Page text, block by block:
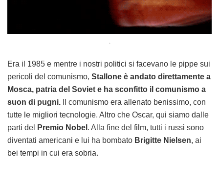
.
Era il 1985 e mentre i nostri politici si facevano le pippe sui
pericoli del comunismo, Stallone è andato direttamente a
Mosca, patria del Soviet e ha sconfitto il comunismo a
suon di pugni. Il comunismo era allenato benissimo, con
tutte le migliori tecnologie. Altro che Oscar, qui siamo dalle
parti del
Premio Nobel . Alla fine del film, tutti i russi sono
diventati americani e lui ha bombato Brigitte Nielsen, ai
bei tempi in cui era sobria.